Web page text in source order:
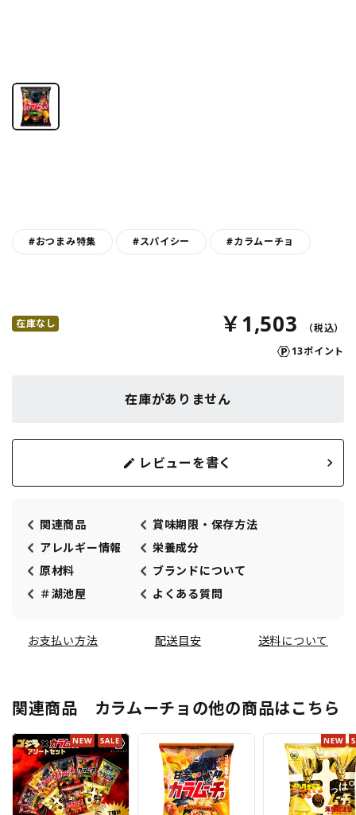
#おつまみ特集 #スパイシー #カラムーチョ
在庫なし ￥1,503
13ポイント
在庫がありません
レビューを書く
関連商品
賞味期限・保存方法
アレルギー情報
栄養成分
原材料
ブランドについて
＃湖池屋
よくある質問
お支払い方法 配送目安 送料について
関連商品 カラムーチョの他の商品はこちら